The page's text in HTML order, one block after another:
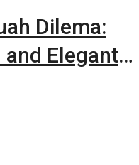
Dilema:
and Elegant